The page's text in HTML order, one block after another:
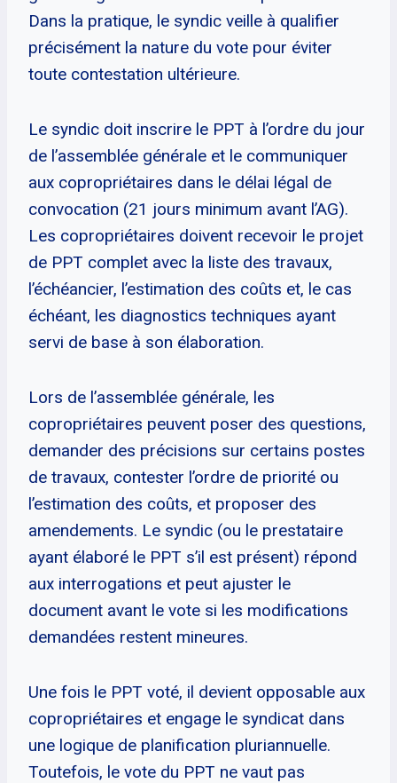
Dans la pratique, le syndic veille à qualifier
précisément la nature du vote pour éviter
toute contestation ultérieure.
Le syndic doit inscrire le PPT à l’ordre du jour
de l’assemblée générale et le communiquer
aux copropriétaires dans le délai légal de
convocation (21 jours minimum avant l’AG).
Les copropriétaires doivent recevoir le projet
de PPT complet avec la liste des travaux,
l’échéancier, l’estimation des coûts et, le cas
échéant, les diagnostics techniques ayant
servi de base à son élaboration.
Lors de l’assemblée générale, les
copropriétaires peuvent poser des questions,
demander des précisions sur certains postes
de travaux, contester l’ordre de priorité ou
l’estimation des coûts, et proposer des
amendements. Le syndic (ou le prestataire
ayant élaboré le PPT s’il est présent) répond
aux interrogations et peut ajuster le
document avant le vote si les modifications
demandées restent mineures.
Une fois le PPT voté, il devient opposable aux
copropriétaires et engage le syndicat dans
une logique de planification pluriannuelle.
Toutefois, le vote du PPT ne vaut pas